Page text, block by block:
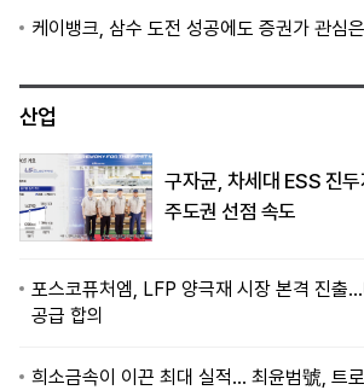
케이뱅크, 삼수 도전 성공에도 증권가 관심
산업
구자균, 차세대 ESS 진두
주도권 선점 속도
포스코퓨처엠, LFP 양극재 시장 본격 진출
공급 합의
희소금속이 이끈 최대 실적… 최윤범號, 트